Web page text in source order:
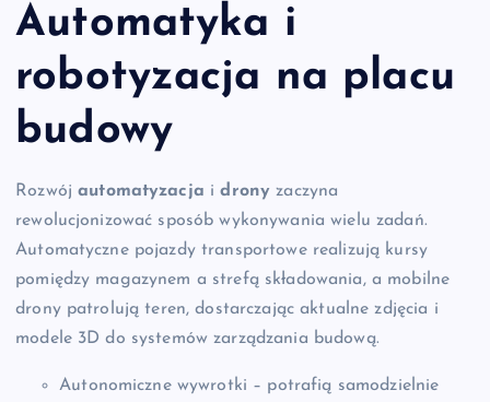
Automatyka i
robotyzacja na placu
budowy
Rozwójautomatyzacja idrony zaczyna
rewolucjonizować sposób wykonywania wielu zadań.
Automatyczne pojazdy transportowe realizują kursy
pomiędzy magazynem a strefą składowania, a mobilne
drony patrolują teren, dostarczając aktualne zdjęcia i
modele 3D do systemów zarządzania budową.
Autonomiczne wywrotki – potrafią samodzielnie